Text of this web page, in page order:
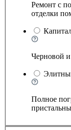
Ремонт с
отделки
Черновой
Полное